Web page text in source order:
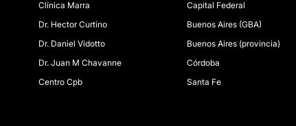
Clínica Marra
Dr. Hector Curtino
Dr. Daniel Vidotto
Dr. Juan M Chavanne
Centro Cpb
Capital Federal
Buenos Aires (GBA)
Buenos Aires (provincia)
Córdoba
Santa Fe